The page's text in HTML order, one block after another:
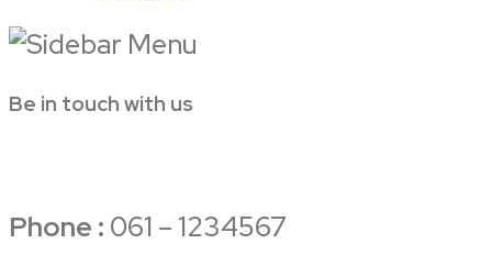
Be in touch with us
Phone : 061 – 1234567